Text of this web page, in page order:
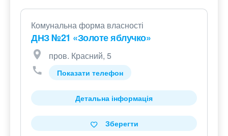
Комунальна форма власності
ДНЗ №21 «Золоте яблучко»
пров. Красний, 5
Показати телефон
Детальна інформація
Зберегти